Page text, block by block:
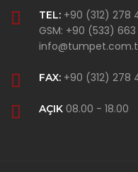
TEL: +90 (312) 278
GSM: +90 (533)
FAX: +90 (312) 278
AÇIK 08.00 - 18.00